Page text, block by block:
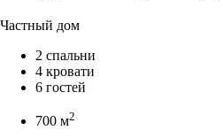
Частный дом
2 спальни
4 кровати
6 гостей
700 м2